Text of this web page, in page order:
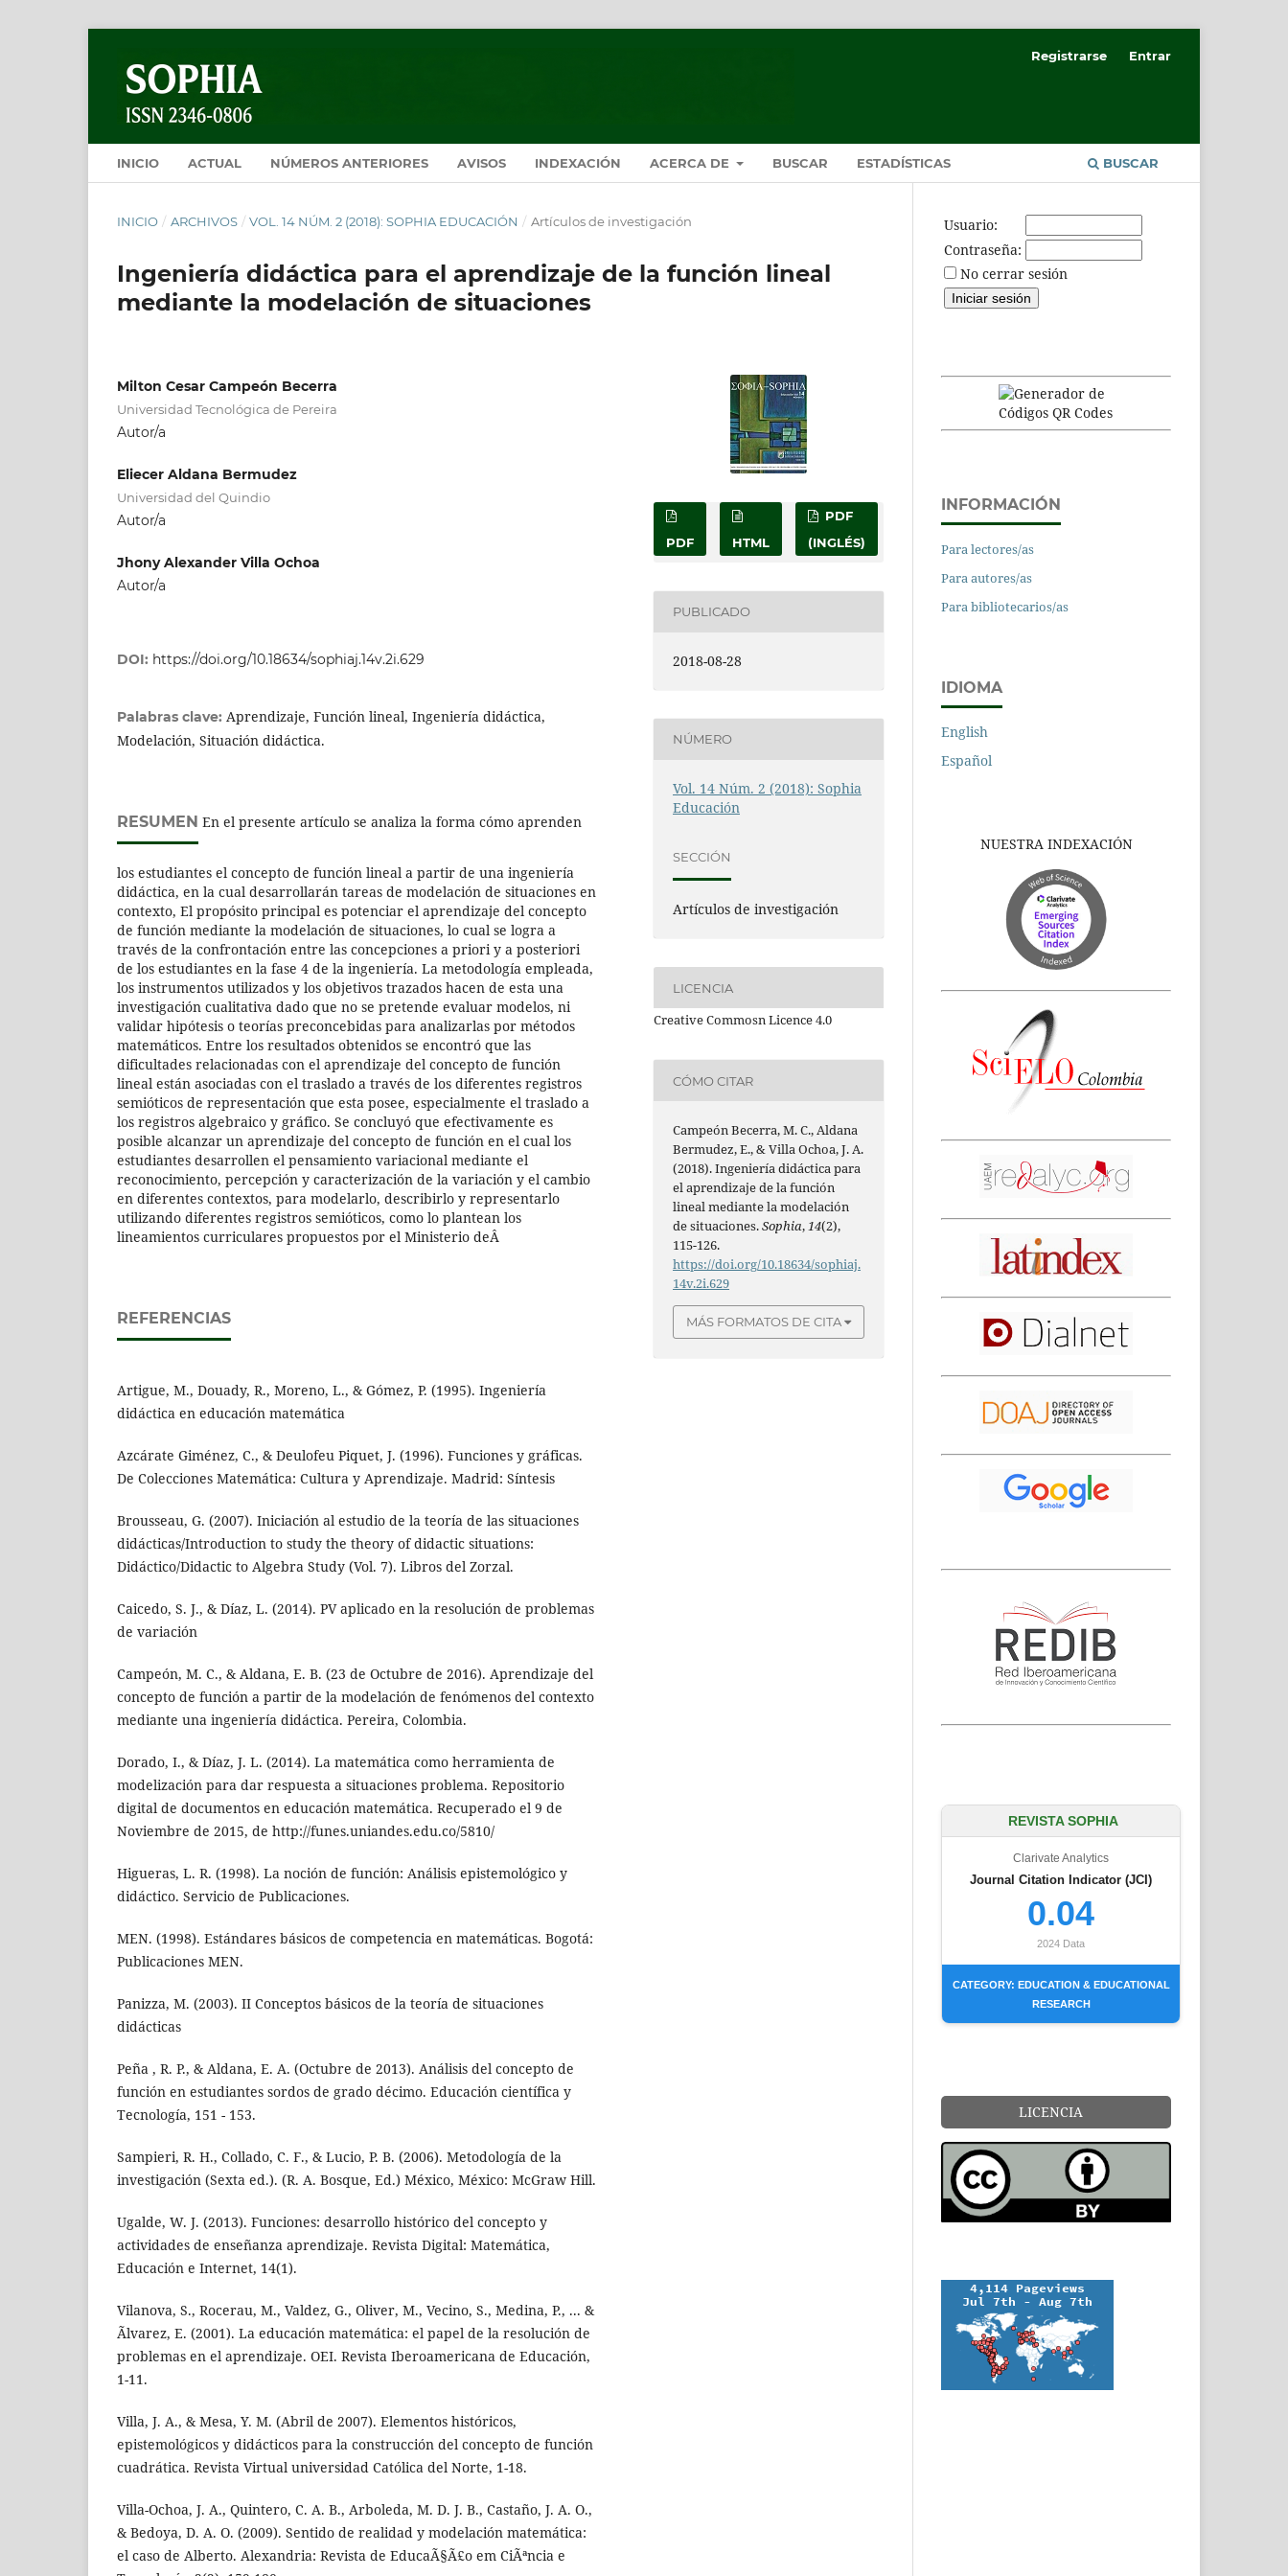
INICIO ACTUAL NÚMEROS ANTERIORES AVISOS INDEXACIÓN ACERCA DE BUSCAR ESTADÍSTICAS BUSCAR
Registrarse Entrar
INICIO / ARCHIVOS / VOL. 14 NÚM. 2 (2018): SOPHIA EDUCACIÓN / Artículos de investigación
Ingeniería didáctica para el aprendizaje de la función lineal
mediante la modelación de situaciones
Milton Cesar Campeón Becerra
Universidad Tecnológica de Pereira
Autor/a
Eliecer Aldana Bermudez
Universidad del Quindio
Autor/a
Jhony Alexander Villa Ochoa
Autor/a
DOI: https://doi.org/10.18634/sophiaj.14v.2i.629
Palabras clave: Aprendizaje, Función lineal, Ingeniería didáctica,
Modelación, Situación didáctica.
RESUMEN En el presente artículo se analiza la forma cómo aprenden
los estudiantes el concepto de función lineal a partir de una ingeniería
didáctica, en la cual desarrollarán tareas de modelación de situaciones en
contexto, El propósito principal es potenciar el aprendizaje del concepto
de función mediante la modelación de situaciones, lo cual se logra a
través de la confrontación entre las concepciones a priori y a posteriori
de los estudiantes en la fase 4 de la ingeniería. La metodología empleada,
los instrumentos utilizados y los objetivos trazados hacen de esta una
investigación cualitativa dado que no se pretende evaluar modelos, ni
validar hipótesis o teorías preconcebidas para analizarlas por métodos
matemáticos. Entre los resultados obtenidos se encontró que las
dificultades relacionadas con el aprendizaje del concepto de función
lineal están asociadas con el traslado a través de los diferentes registros
semióticos de representación que esta posee, especialmente el traslado a
los registros algebraico y gráfico. Se concluyó que efectivamente es
posible alcanzar un aprendizaje del concepto de función en el cual los
estudiantes desarrollen el pensamiento variacional mediante el
reconocimiento, percepción y caracterización de la variación y el cambio
en diferentes contextos, para modelarlo, describirlo y representarlo
utilizando diferentes registros semióticos, como lo plantean los
lineamientos curriculares propuestos por el Ministerio deÂ
REFERENCIAS
Artigue, M., Douady, R., Moreno, L., & Gómez, P. (1995). Ingeniería
didáctica en educación matemática
Azcárate Giménez, C., & Deulofeu Piquet, J. (1996). Funciones y gráficas.
De Colecciones Matemática: Cultura y Aprendizaje. Madrid: Síntesis
Brousseau, G. (2007). Iniciación al estudio de la teoría de las situaciones
didácticas/Introduction to study the theory of didactic situations:
Didáctico/Didactic to Algebra Study (Vol. 7). Libros del Zorzal.
Caicedo, S. J., & Díaz, L. (2014). PV aplicado en la resolución de problemas
de variación
Campeón, M. C., & Aldana, E. B. (23 de Octubre de 2016). Aprendizaje del
concepto de función a partir de la modelación de fenómenos del contexto
mediante una ingeniería didáctica. Pereira, Colombia.
Dorado, I., & Díaz, J. L. (2014). La matemática como herramienta de
modelización para dar respuesta a situaciones problema. Repositorio
digital de documentos en educación matemática. Recuperado el 9 de
Noviembre de 2015, de http://funes.uniandes.edu.co/5810/
Higueras, L. R. (1998). La noción de función: Análisis epistemológico y
didáctico. Servicio de Publicaciones.
MEN. (1998). Estándares básicos de competencia en matemáticas. Bogotá:
Publicaciones MEN.
Panizza, M. (2003). II Conceptos básicos de la teoría de situaciones
didácticas
Peña , R. P., & Aldana, E. A. (Octubre de 2013). Análisis del concepto de
función en estudiantes sordos de grado décimo. Educación científica y
Tecnología, 151 - 153.
Sampieri, R. H., Collado, C. F., & Lucio, P. B. (2006). Metodología de la
investigación (Sexta ed.). (R. A. Bosque, Ed.) México, México: McGraw Hill.
Ugalde, W. J. (2013). Funciones: desarrollo histórico del concepto y
actividades de enseñanza aprendizaje. Revista Digital: Matemática,
Educación e Internet, 14(1).
Vilanova, S., Rocerau, M., Valdez, G., Oliver, M., Vecino, S., Medina, P., ... &
Ãlvarez, E. (2001). La educación matemática: el papel de la resolución de
problemas en el aprendizaje. OEI. Revista Iberoamericana de Educación,
1-11.
Villa, J. A., & Mesa, Y. M. (Abril de 2007). Elementos históricos,
epistemológicos y didácticos para la construcción del concepto de función
cuadrática. Revista Virtual universidad Católica del Norte, 1-18.
Villa-Ochoa, J. A., Quintero, C. A. B., Arboleda, M. D. J. B., Castaño, J. A. O.,
& Bedoya, D. A. O. (2009). Sentido de realidad y modelación matemática:
el caso de Alberto. Alexandria: Revista de EducaÃ§Ã£o em CiÃªncia e
PDF HTML
PDF
(INGLÉS)
PUBLICADO
2018-08-28
NÚMERO
Vol. 14 Núm. 2 (2018): Sophia
Educación
SECCIÓN
Artículos de investigación
LICENCIA
Creative Commosn Licence 4.0
CÓMO CITAR
Campeón Becerra, M. C., Aldana
Bermudez, E., & Villa Ochoa, J. A.
(2018). Ingeniería didáctica para
el aprendizaje de la función
lineal mediante la modelación
de situaciones.Sophia,14(2),
115-126.
https://doi.org/10.18634/sophiaj.
14v.2i.629
MÁS FORMATOS DE CITA
Usuario:
Contraseña:
No cerrar sesión
INFORMACIÓN
Para lectores/as
Para autores/as
Para bibliotecarios/as
IDIOMA
English
Español
NUESTRA INDEXACIÓN
REVISTA SOPHIA
Clarivate Analytics
Journal Citation Indicator (JCI)
0.04
2024 Data
CATEGORY: EDUCATION & EDUCATIONAL
RESEARCH
LICENCIA